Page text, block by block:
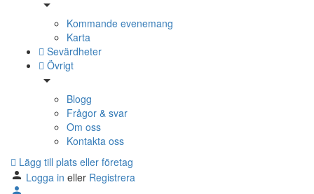
Kommande evenemang
Karta
Sevärdheter
Övrigt
Blogg
Frågor & svar
Om oss
Kontakta oss
Lägg till plats eller företag
Logga in eller Registrera